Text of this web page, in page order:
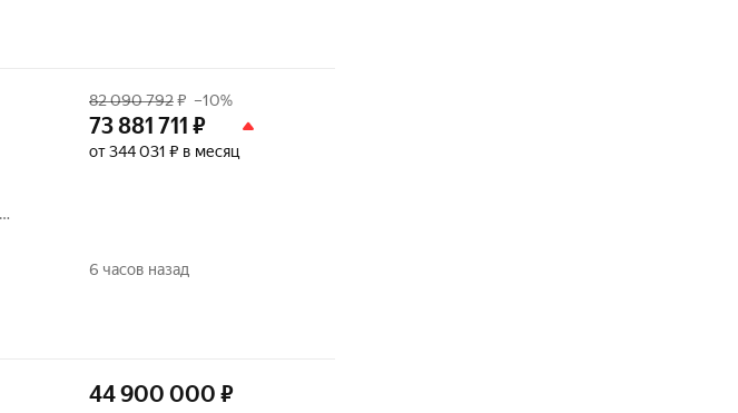
82 090 792₽ –10%
73 881 711 ₽
от 344 031 ₽ в месяц
6 часов назад
44 900 000 ₽